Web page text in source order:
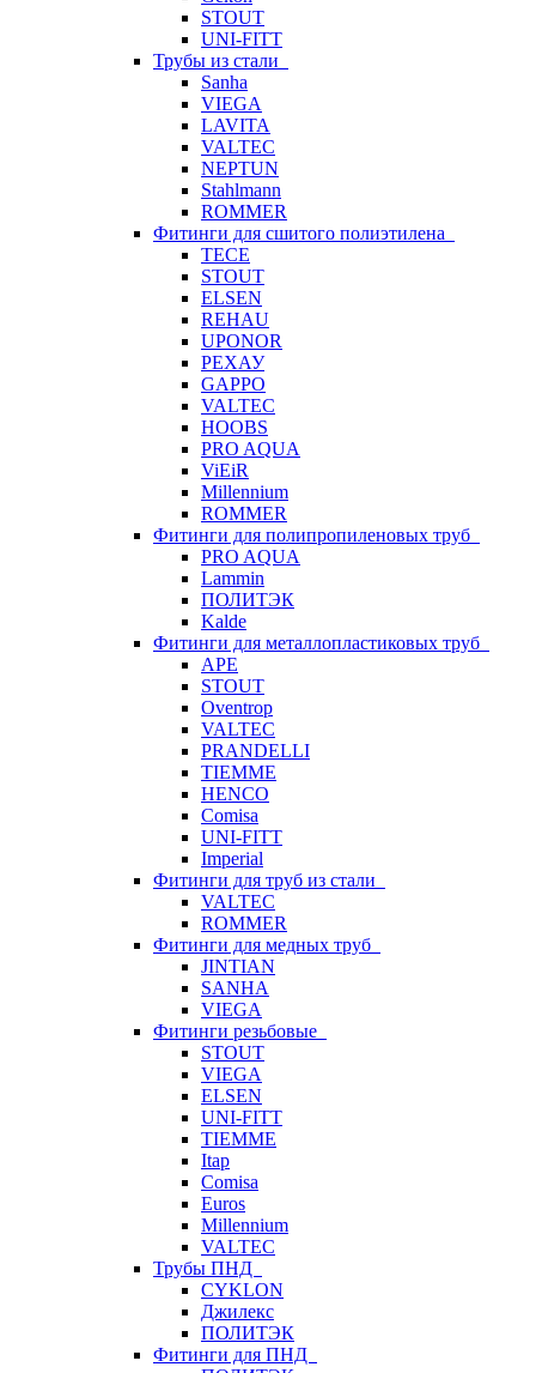
STOUT
UNI-FITT
Трубы из стали
Sanha
VIEGA
LAVITA
VALTEC
NEPTUN
Stahlmann
ROMMER
Фитинги для сшитого полиэтилена
TECE
STOUT
ELSEN
REHAU
UPONOR
РЕХАУ
GAPPO
VALTEC
HOOBS
PRO AQUA
ViEiR
Millennium
ROMMER
Фитинги для полипропиленовых труб
PRO AQUA
Lammin
ПОЛИТЭК
Kalde
Фитинги для металлопластиковых труб
APE
STOUT
Oventrop
VALTEC
PRANDELLI
TIEMME
HENCO
Comisa
UNI-FITT
Imperial
Фитинги для труб из стали
VALTEC
ROMMER
Фитинги для медных труб
JINTIAN
SANHA
VIEGA
Фитинги резьбовые
STOUT
VIEGA
ELSEN
UNI-FITT
TIEMME
Itap
Comisa
Euros
Millennium
VALTEC
Трубы ПНД
CYKLON
Джилекс
ПОЛИТЭК
Фитинги для ПНД